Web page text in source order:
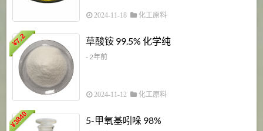
2024-11-18 化工原料
¥
7.2 草酸铵 99.5% 化学纯
- 2年前
2024-11-12 化工原料
¥
3840 5-甲氧基吲哚 98%